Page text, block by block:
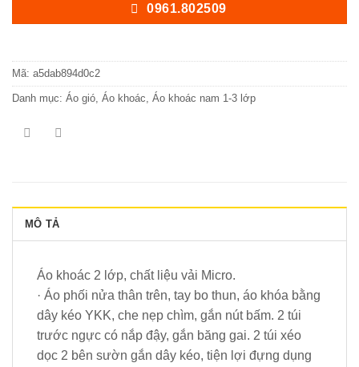
0961.802509
Mã: a5dab894d0c2
Danh mục: Áo gió Áo khoác Áo khoác nam 1-3 lớp
MÔ TẢ
Áo khoác 2 lớp, chất liệu vải Micro.
· Áo phối nửa thân trên, tay bo thun, áo khóa bằng
dây kéo YKK, che nẹp chìm, gắn nút bấm. 2 túi
trước ngực có nắp đậy, gắn băng gai. 2 túi xéo
dọc 2 bên sườn gắn dây kéo, tiện lợi đựng dụng